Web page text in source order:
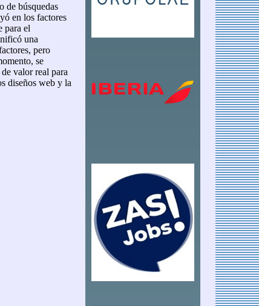
de búsquedas
en los factores
para el
una
pero
se
valor real para
diseños web y la